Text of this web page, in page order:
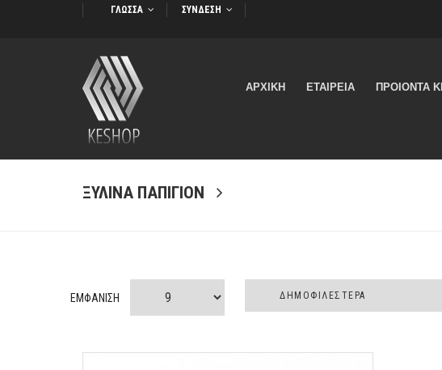
ΓΛΩΣΣΑ ΣΥΝΔΕΣΗ
ΑΡΧΙΚΗ ΕΤΑΙΡΕΙΑ ΠΡΟΙΟΝΤΑ
ΞΥΛΙΝΑ ΠΑΠΙΓΙΟΝ
ΕΜΦΑΝΙΣΗ